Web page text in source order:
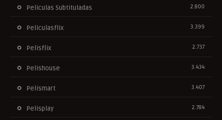
Peliculas Subtituladas 2.800
Peliculasflix 3.399
Pelisflix 2.737
Pelishouse 3.434
Pelismart 3.407
Pelisplay 2.784